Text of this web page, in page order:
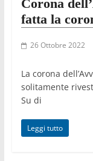
Corona
fatta la
26 Ottobre 2022
La corona
solitamente
Su di
Leggi tutto